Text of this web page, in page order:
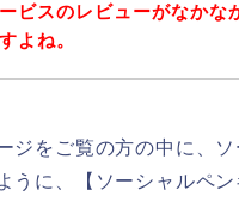
ビスのレビューがなかな
よね。
ジをご覧の方の中に、
うに、【ソーシャルペ